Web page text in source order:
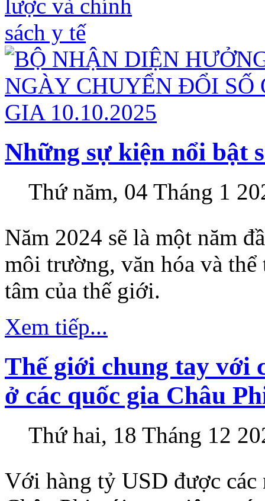
Những sự kiện nổi bật
Thứ năm, 04 Tháng 1
Năm 2024 sẽ là một năm
môi trường, văn hóa và
tâm của thế giới.
Xem tiếp...
Thế giới chung tay với
ở các quốc gia Châu
Thứ hai, 18 Tháng 12
Với hàng tỷ USD được các